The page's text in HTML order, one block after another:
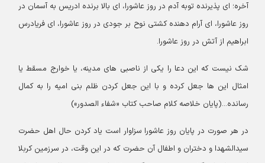
آخره؛ ای پذیرنده توبه آدم در روز عاشورا، ای بالا برنده ادریس به آسمان در
روز عاشورا، ای آرام دهنده کشتی نوح بر جودی در روز عاشورا، ای فریادرس
ابراهیم از آتش در روز عاشورا.
شک نیست که این دعا را یکی از ناصبی های مدینه، یا خوارج مسقط یا
امثال این ها جعل کرده و با این جعل کردن ظلم بنی امیه را به کمال
رسانده...(پایان خلاصه کلام صاحب کتاب «شفاء الصدور»)
در هر صورت در پایان روز عاشورا سزاوار است یاد کردن حال اهل حضرت
سیدالشهدا و دختران و اطفال آن حضرت که در این وقت، در سرزمین کربلا